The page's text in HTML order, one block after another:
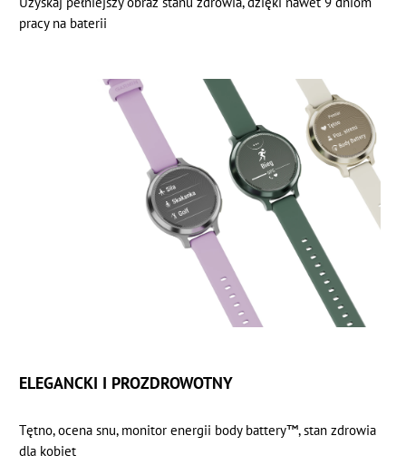
pracy na baterii
ELEGANCKI I PROZDROWOTNY
Tętno, ocena snu, monitor energii body battery™, stan zdrowia
dla kobiet